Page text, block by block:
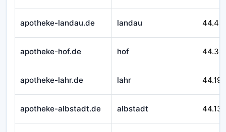
apotheke-landau.de landau
apotheke-hof.de hof
apotheke-lahr.de lahr 44.195
apotheke-albstadt.de albstadt 44.135